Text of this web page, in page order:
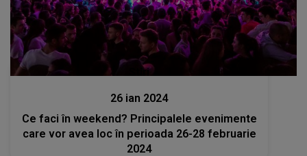
Stiri
26 ian 2024
Ce faci în weekend? Principalele evenimente
care vor avea loc în perioada 26-28 februarie
2024